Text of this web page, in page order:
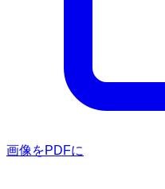
画像をPDFに